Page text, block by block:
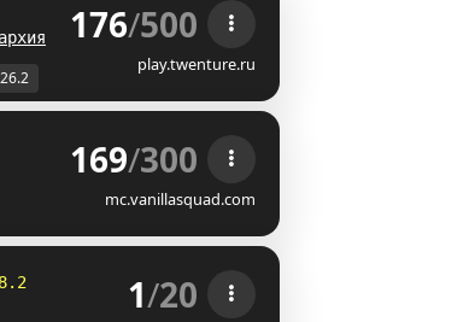
176/500
play.twenture.ru
169/300
mc.vanillasquad.com
1/20